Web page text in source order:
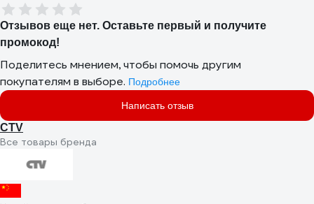
Отзывов еще нет. Оставьте первый и получите
промокод!
Поделитесь мнением, чтобы помочь другим
покупателям в выборе. Подробнее
Написать отзыв
CTV
Все товары бренда